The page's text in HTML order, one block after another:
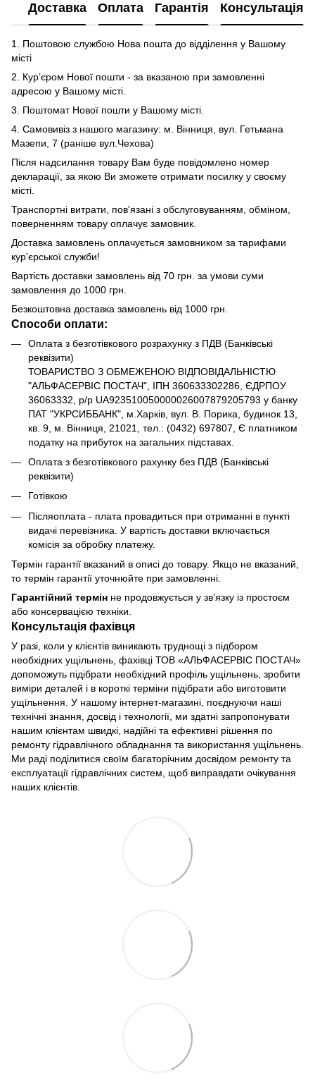
Доставка Оплата Гарантія Консультація
1. Поштовою службою Нова пошта до відділення у Вашому
місті
2. Кур’єром Нової пошти - за вказаною при замовленні
адресою у Вашому місті.
3. Поштомат Нової пошти у Вашому місті.
4. Самовивіз з нашого магазину: м. Вінниця, вул. Гетьмана
Мазепи, 7 (раніше вул.Чехова)
Після надсилання товару Вам буде повідомлено номер
декларації, за якою Ви зможете отримати посилку у своєму
місті.
Транспортні витрати, пов'язані з обслуговуванням, обміном,
поверненням товару оплачує замовник.
Доставка замовлень оплачується замовником за тарифами
кур'єрської служби!
Вартість доставки замовлень від 70 грн. за умови суми
замовлення до 1000 грн.
Безкоштовна доставка замовлень від 1000 грн.
Способи оплати:
Оплата з безготівкового розрахунку з ПДВ (Банківські
реквізити)
ТОВАРИСТВО З ОБМЕЖЕНОЮ ВІДПОВІДАЛЬНІСТЮ
"АЛЬФАСЕРВІС ПОСТАЧ", ІПН 360633302286, ЄДРПОУ
36063332, р/р UA923510050000026007879205793 у банку
ПАТ "УКРСИББАНК", м.Харків, вул. В. Порика, будинок 13,
кв. 9, м. Вінниця, 21021, тел.: (0432) 697807, Є платником
податку на прибуток на загальних підставах.
Оплата з безготівкового рахунку без ПДВ (Банківські
реквізити)
Готівкою
Післяоплата - плата провадиться при отриманні в пункті
видачі перевізника. У вартість доставки включається
комісія за обробку платежу.
Термін гарантії вказаний в описі до товару. Якщо не вказаний,
то термін гарантії уточнюйте при замовленні.
Гарантійний термін не продовжується у зв’язку із простоєм
або консервацією техніки.
Консультація фахівця
У разі, коли у клієнтів виникають труднощі з підбором
необхідних ущільнень, фахівці ТОВ «АЛЬФАСЕРВІС ПОСТАЧ»
допоможуть підібрати необхідний профіль ущільнень, зробити
виміри деталей і в короткі терміни підібрати або виготовити
ущільнення. У нашому інтернет-магазині, поєднуючи наші
технічні знання, досвід і технології, ми здатні запропонувати
нашим клієнтам швидкі, надійні та ефективні рішення по
ремонту гідравлічного обладнання та використання ущільнень.
Ми раді поділитися своїм багаторічним досвідом ремонту та
експлуатації гідравлічних систем, щоб виправдати очікування
наших клієнтів.